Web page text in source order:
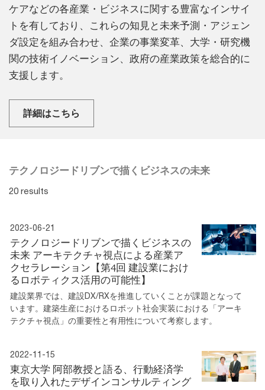
ケアなどの各産業・ビジネスに関する豊富なインサイ
トを有しており、これらの知見と未来予測・アジェン
ダ設定を組み合わせ、企業の事業変革、大学・研究機
関の技術イノベーション、政府の産業政策を総合的に
支援します。
詳細はこちら
テクノロジードリブンで描くビジネスの未来
20 results
2023-06-21
テクノロジードリブンで描くビジネスの
未来 アーキテクチャ視点による産業ア
クセラレーション【第4回 建設業におけ
るロボティクス活用の可能性】
建設業界では、建設DX/RXを推進していくことが課題となって
います。建築生産におけるロボット社会実装における「アーキ
テクチャ視点」の重要性と有用性について考察します。
2022-11-15
東京大学 阿部教授と語る、行動経済学
を取り入れたデザインコンサルティング